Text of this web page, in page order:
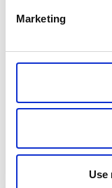
Marketing
Use
vid havet
Grand Hotel